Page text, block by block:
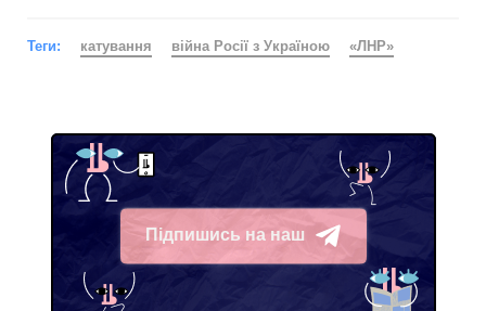
Теги: катування війна Росії з Україною «ЛНР»
Підпишись на наш
Telegram